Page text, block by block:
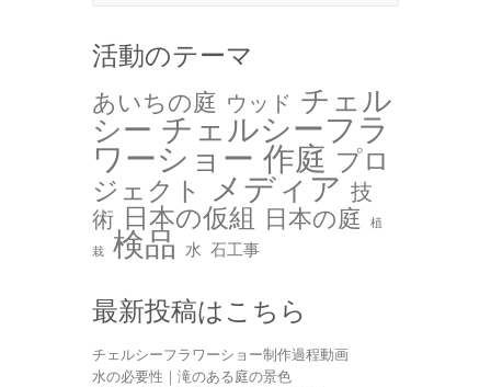
活動のテーマ
あいちの庭 ウッド チェル
シー チェルシーフラ
ワーショー 作庭 プロ
ジェクト メディア 技
術 日本の仮組 日本の庭
植
栽 検品 水 石工事
最新投稿はこちら
チェルシーフラワーショー制作過程動画
水の必要性｜滝のある庭の景色